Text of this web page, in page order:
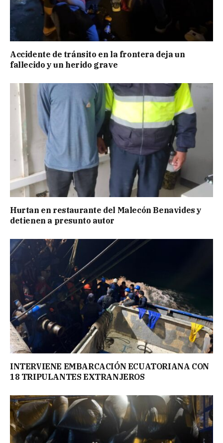
Accidente de tránsito en la frontera deja un
fallecido y un herido grave
Hurtan en restaurante del Malecón Benavides y
detienen a presunto autor
INTERVIENE EMBARCACIÓN ECUATORIANA CON
18 TRIPULANTES EXTRANJEROS